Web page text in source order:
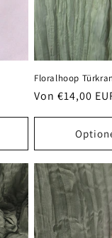
Floralhoop
Normaler
Von €14,00